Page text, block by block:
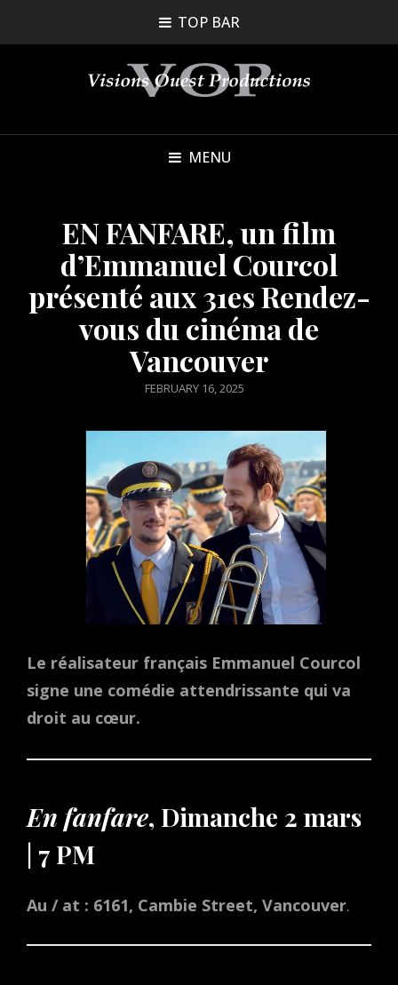
TOP BAR
MENU
EN FANFARE, un film
d’Emmanuel Courcol
présenté aux 31es Rendez-
vous du cinéma de
Vancouver
POSTED
FEBRUARY 16, 2025
Le réalisateur français Emmanuel Courcol
signe une comédie attendrissante qui va
droit au cœur.
En fanfare, Dimanche 2 mars
| 7 PM
Au / at : 6161, Cambie Street, Vancouver.